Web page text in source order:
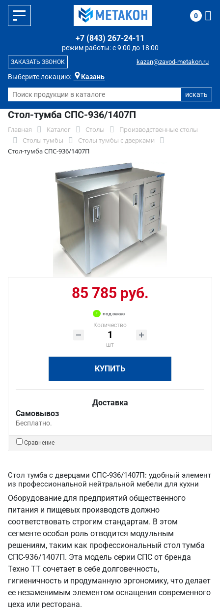
Выберите локацию: Казань
режим работы: с 9:00 до 18:00
+7 (843) 267-24-11
kazan@zavod-metakon.ru
ЗАКАЗАТЬ ЗВОНОК
0
Стол-тумба СПС-936/1407П
Главная Каталог Столы
Производственные столы
Столы тумбы
Столы тумбы с дверками
Стол-тумба СПС-936/1407П
85 785 руб.
под заказ
Количество
шт
КУПИТЬ
Доставка
Самовывоз
Бесплатно.
Сравнение
Стол тумба с дверцами СПС-936/1407П: удобный элемент
из профессиональной нейтральной мебели для кухни
Оборудование для предприятий общественного
питания и пищевых производств должно
соответствовать строгим стандартам. В этом
сегменте особая роль отводится модульным
решениям, таким как профессиональный стол тумба
СПС-936/1407П. Эта модель серии СПС от бренда
Техно ТТ сочетает в себе долговечность,
гигиеничность и продуманную эргономику, что делает
ее незаменимым элементом оснащения современного
цеха или ресторана.